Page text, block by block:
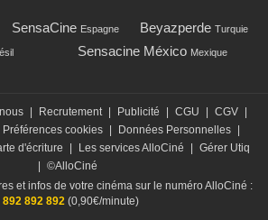
SensaCine Espagne Beyazperde Turquie
Sensacine México Mexique
Recrutement Publicité CGU CGV
Préférences cookies Données Personnelles
d'écriture Les services AlloCiné
Gérer Utiq
©AlloCiné
et infos de votre cinéma sur le numéro AlloCiné :
892 892 892(0,90€/minute)